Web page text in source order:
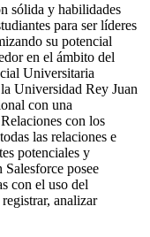
sólida y habilidades
para ser líderes
su potencial
en el ámbito del
Universitaria
Universidad Rey Juan
con una
con los
las relaciones e
potenciales y
posee
con el uso del
analizar